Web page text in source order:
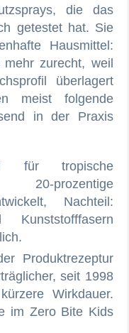
die das
getestet hat. Sie
Hausmittel:
zurecht, weil
überlagert
meist folgende
in der Praxis
für tropische
prozentige
Nachteil:
Produktrezeptur
seit 1998
Wirkdauer.
im Zero Bite Kids